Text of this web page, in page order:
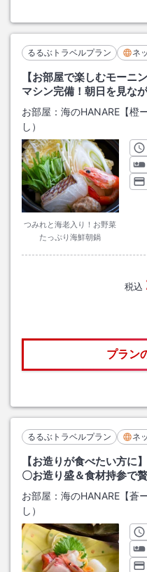
るるぶトラベルプラン ネ
【お部屋で楽しむモーニ
マシン完備！朝日を見な
お部屋： 海のHANARE【橙
し）
つみれと海老入り！お野菜
たっぷり海鮮朝鍋
税込
プラン
るるぶトラベルプラン ネ
【お造りが食べたい方に
〇お造り盛＆食材持参で
お部屋： 海のHANARE【蒼
し）